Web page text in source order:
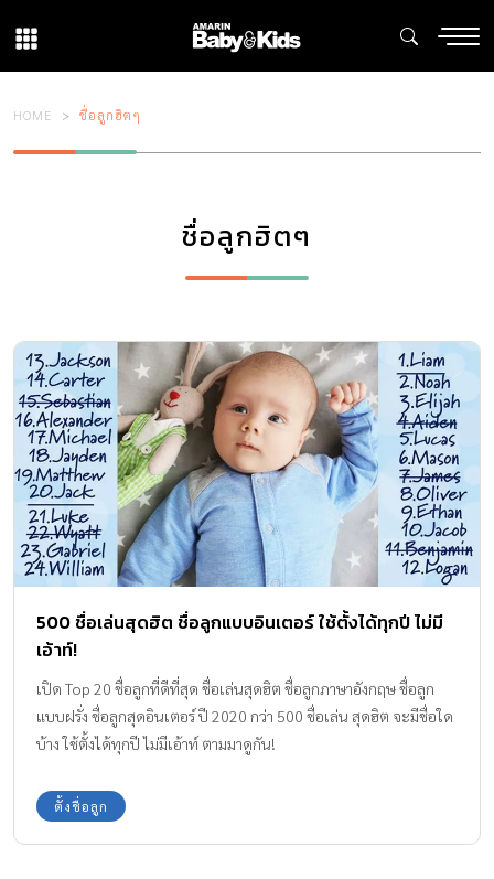
HOME ชื่อลูกฮิตๆ
ชื่อลูกฮิตๆ
500 ชื่อเล่นสุดฮิต ชื่อลูกแบบอินเตอร์ ใช้ตั้งได้ทุกปี ไม่มี
เอ้าท์!
เปิด Top 20 ชื่อลูกที่ดีที่สุด ชื่อเล่นสุดฮิต ชื่อลูกภาษาอังกฤษ ชื่อลูก
แบบฝรั่ง ชื่อลูกสุดอินเตอร์ ปี 2020 กว่า 500 ชื่อเล่น สุดฮิต จะมีชื่อใด
บ้าง ใช้ตั้งได้ทุกปี ไม่มีเอ้าท์ ตามมาดูกัน!
ตั้งชื่อลูก